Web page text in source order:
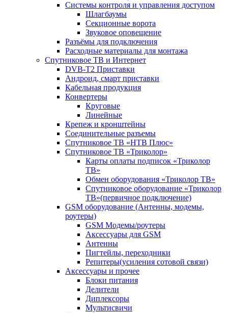
Системы контроля и управления доступом
Шлагбаумы
Секционные ворота
Звуковое оповещение
Разъёмы для подключения
Расходные материалы для монтажа
Спутниковое ТВ и Интернет
DVB-Т2 Приставки
Андроид, смарт приставки
Кабельная продукция
Конвертеры
Круговые
Линейные
Крепеж и кронштейны
Соединительные разъемы
Спутниковое ТВ «НТВ Плюс»
Спутниковое ТВ «Триколор»
Карты оплаты подписок «Триколор
ТВ»
Обмен оборудования «Триколор ТВ»
Спутниковое оборудование «Триколор
ТВ»(первичное подключение)
GSM оборудование (Антенны, модемы,
роутеры)
GSM Модемы/роутеры
Аксессуары для GSM
Антенны
Пигтейлы, переходники
Репитеры(усиления сотовой связи)
Аксессуары и прочее
Блоки питания
Делители
Диплексоры
Мультисвичи